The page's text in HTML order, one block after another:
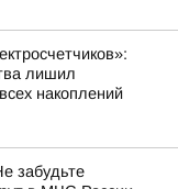
лишил
накоплений
забудьте